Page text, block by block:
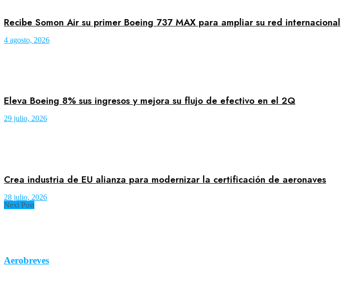
Recibe Somon Air su primer Boeing 737 MAX para ampliar su red internacional
4 agosto, 2026
Eleva Boeing 8% sus ingresos y mejora su flujo de efectivo en el 2Q
29 julio, 2026
Crea industria de EU alianza para modernizar la certificación de aeronaves
28 julio, 2026
Next Post
Aerobreves